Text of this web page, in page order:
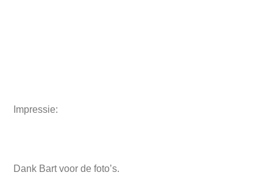
Impressie:
Dank Bart voor de foto’s.